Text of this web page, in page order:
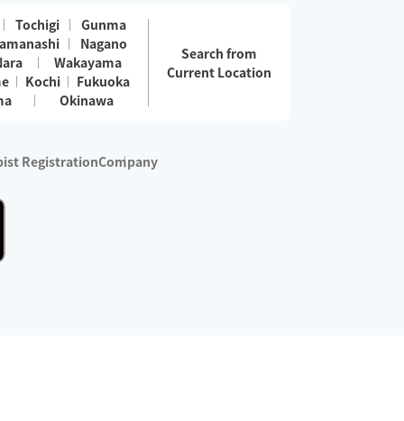
Tochigi
Gunma
Nagano
Wakayama
Kochi
Fukuoka
Okinawa
Search from
Current Location
RegistrationCompany